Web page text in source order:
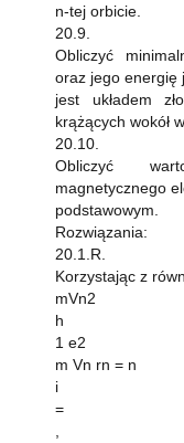
n-tej orbicie.
20.9.
Obliczyć
oraz jego energię
jest układem
krążących wokół
20.10.
Obliczyć
magnetycznego
podstawowym.
Rozwiązania:
20.1.R.
Korzystając z
mVn2
h
1 e2
m Vn rn = n
i
=